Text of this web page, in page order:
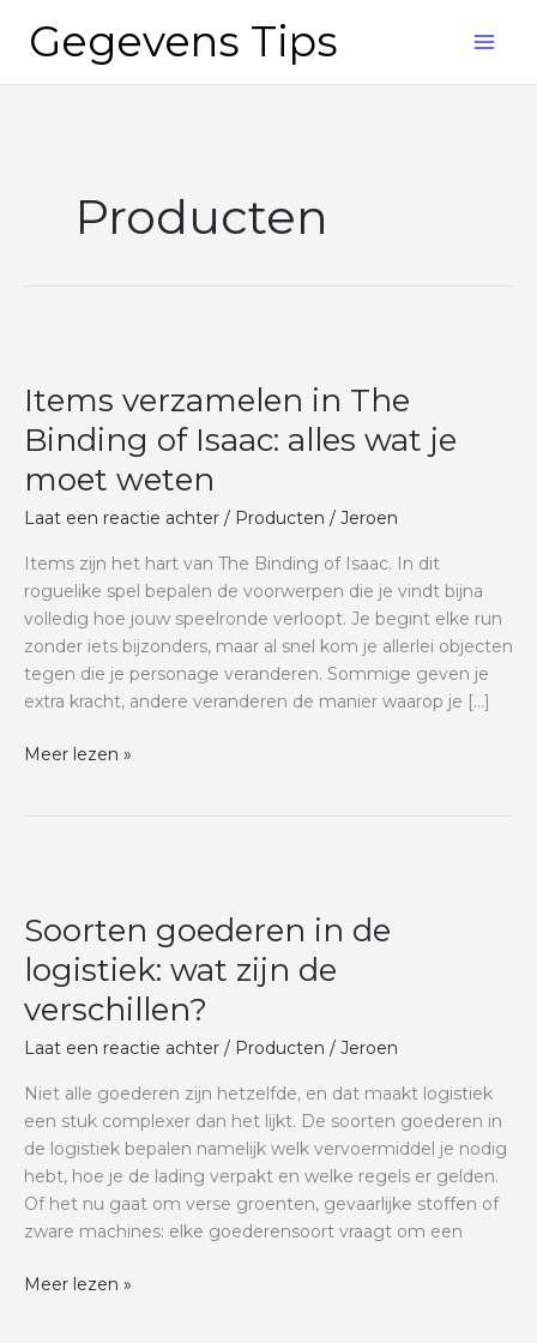
naarGegevens Tips
Producten
Items verzamelen in The
Binding of Isaac: alles wat je
moet weten
Laat een reactie achter / Producten / Jeroen
Items zijn het hart van The Binding of Isaac. In dit
roguelike spel bepalen de voorwerpen die je vindt bijna
volledig hoe jouw speelronde verloopt. Je begint elke run
zonder iets bijzonders, maar al snel kom je allerlei objecten
tegen die je personage veranderen. Sommige geven je
extra kracht, andere veranderen de manier waarop je […]
in
The
Binding
of
Isaac:
wat
je
moet
weten
Meer lezen »
Soorten goederen in de
logistiek: wat zijn de
verschillen?
Laat een reactie achter / Producten / Jeroen
Niet alle goederen zijn hetzelfde, en dat maakt logistiek
een stuk complexer dan het lijkt. De soorten goederen in
de logistiek bepalen namelijk welk vervoermiddel je nodig
hebt, hoe je de lading verpakt en welke regels er gelden.
Of het nu gaat om verse groenten, gevaarlijke stoffen of
zware machines: elke goederensoort vraagt om een
in
de
logistiek:
wat
zijn
verschillen?
Meer lezen »